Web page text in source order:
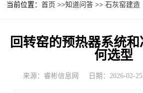
当前位置：首页 >>知道问答 >>石灰窑建造
回转窑的预热器系统
何选型
来源：睿彬信息网 日期：2026-02-25